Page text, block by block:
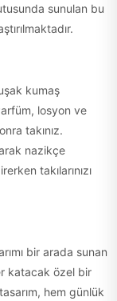
sunulan bu
kumaş
losyon ve
takınız.
nazikçe
takılarınızı
bir arada sunan
katacak özel bir
hem günlük